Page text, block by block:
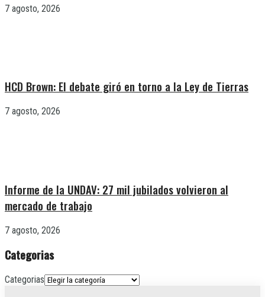
7 agosto, 2026
HCD Brown: El debate giró en torno a la Ley de Tierras
7 agosto, 2026
Informe de la UNDAV: 27 mil jubilados volvieron al
mercado de trabajo
7 agosto, 2026
Categorias
Categorias